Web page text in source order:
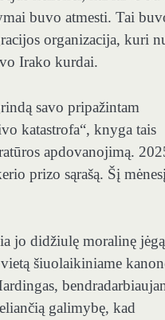
buvo atmesti. Tai
organizacija, kuri
Irako kurdai.
savo pripažintam
katastrofa“, knyga tais
apdovanojimą.
prizo sąrašą. Šį
jo didžiulę moralinę
šiuolaikiniame
galimybę, kad